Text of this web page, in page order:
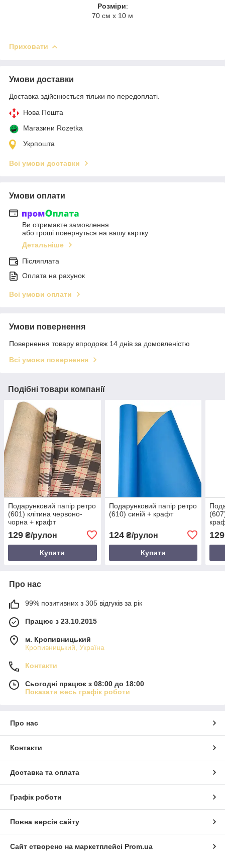
Розміри:
70 см х 10 м
Приховати
Умови доставки
Доставка здійснюється тільки по передоплаті.
Нова Пошта
Магазини Rozetka
Укрпошта
Всі умови доставки
Умови оплати
Ви отримаєте замовлення
або гроші повернуться на вашу картку
Детальніше
Післяплата
Оплата на рахунок
Всі умови оплати
Умови повернення
Повернення товару впродовж 14 днів за домовленістю
Всі умови повернення
Подібні товари компанії
Подарунковий папір ретро
(601) клітина червоно-
чорна + крафт
129 ₴/рулон
Купити
Подарунковий папір ретро
(610) синій + крафт
124₴/рулон
Купити
129
Про нас
99% позитивних з 305 відгуків за рік
Працює з 23.10.2015
м. Кропивницький
Кропивницький, Україна
Контакти
Сьогодні працює з 08:00 до 18:00
Показати весь графік роботи
Про нас
Контакти
Доставка та оплата
Графік роботи
Повна версія сайту
Сайт створено на маркетплейсі Prom.ua